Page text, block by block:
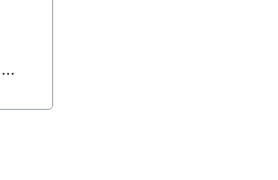
IMPLRMENTOS DE SEGURIDAD INDUSTRIAL